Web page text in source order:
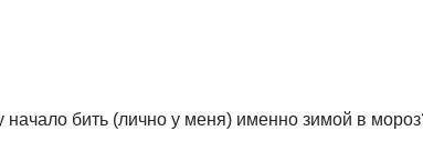
бить (лично у меня) именно зимой в